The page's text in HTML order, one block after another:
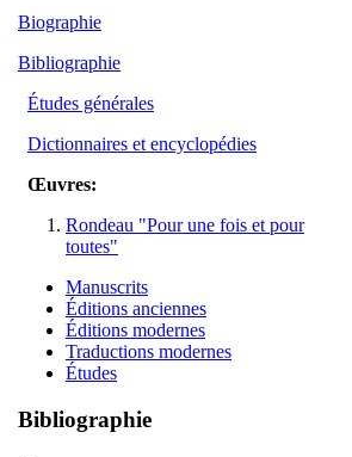
Biographie
Bibliographie
Études générales
Dictionnaires et encyclopédies
Œuvres:
Rondeau "Pour une fois et pour
toutes"
Manuscrits
Éditions anciennes
Éditions modernes
Traductions modernes
Études
Bibliographie